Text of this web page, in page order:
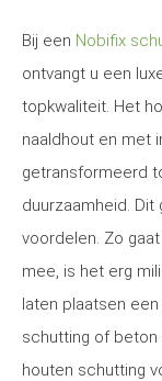
Bij een Nobifix
ontvangt u een
topkwaliteit. Het
naaldhout en met
getransformeerd
duurzaamheid.
voordelen. Zo
mee, is het erg
laten plaatsen
schutting of beton
houten schutting